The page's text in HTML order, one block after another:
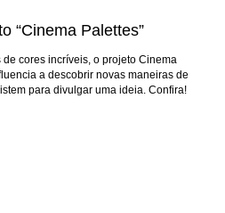
“Cinema Palettes”
cores incríveis, o projeto Cinema
a descobrir novas maneiras de
para divulgar uma ideia. Confira!